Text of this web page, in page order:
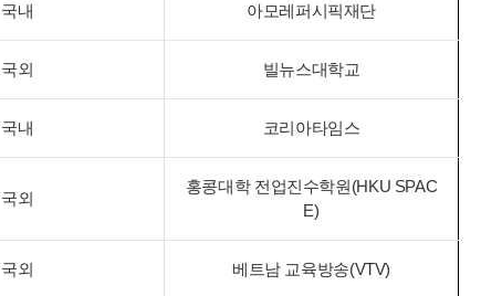
국내 아모레퍼시픽재단
국외 빌뉴스대학교
국내 코리아타임스
국외
홍콩대학 전업진수학원(HKU SPAC
E)
국외 베트남 교육방송(VTV)